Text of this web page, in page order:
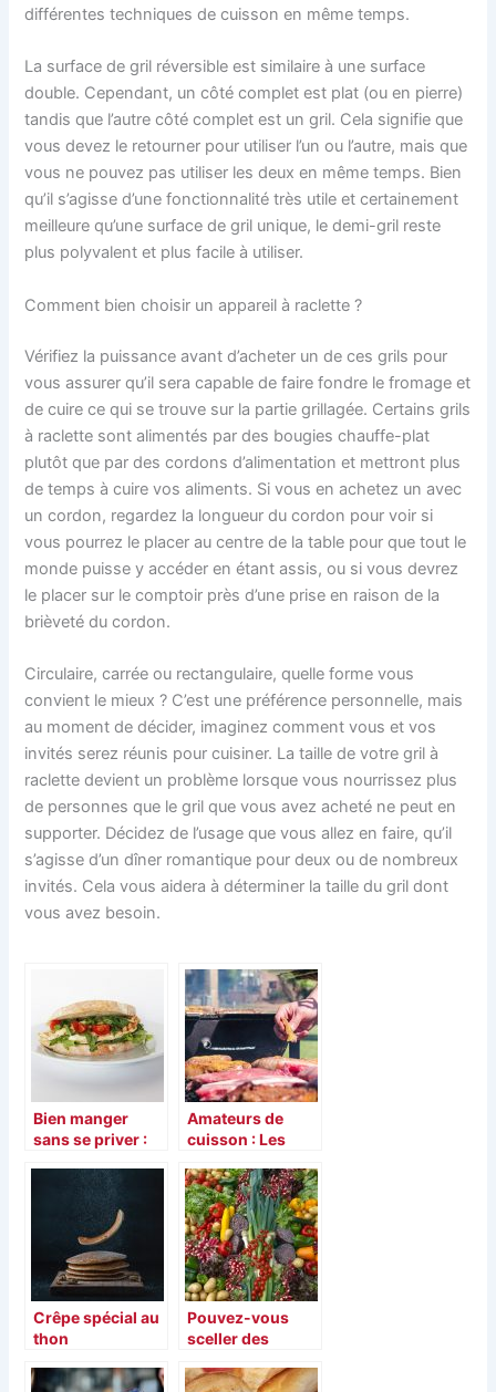
différentes techniques de cuisson en même temps.
La surface de gril réversible est similaire à une surface
double. Cependant, un côté complet est plat (ou en pierre)
tandis que l’autre côté complet est un gril. Cela signifie que
vous devez le retourner pour utiliser l’un ou l’autre, mais que
vous ne pouvez pas utiliser les deux en même temps. Bien
qu’il s’agisse d’une fonctionnalité très utile et certainement
meilleure qu’une surface de gril unique, le demi-gril reste
plus polyvalent et plus facile à utiliser.
Comment bien choisir un appareil à raclette ?
Vérifiez la puissance avant d’acheter un de ces grils pour
vous assurer qu’il sera capable de faire fondre le fromage et
de cuire ce qui se trouve sur la partie grillagée. Certains grils
à raclette sont alimentés par des bougies chauffe-plat
plutôt que par des cordons d’alimentation et mettront plus
de temps à cuire vos aliments. Si vous en achetez un avec
un cordon, regardez la longueur du cordon pour voir si
vous pourrez le placer au centre de la table pour que tout le
monde puisse y accéder en étant assis, ou si vous devrez
le placer sur le comptoir près d’une prise en raison de la
brièveté du cordon.
Circulaire, carrée ou rectangulaire, quelle forme vous
convient le mieux ? C’est une préférence personnelle, mais
au moment de décider, imaginez comment vous et vos
invités serez réunis pour cuisiner. La taille de votre gril à
raclette devient un problème lorsque vous nourrissez plus
de personnes que le gril que vous avez acheté ne peut en
supporter. Décidez de l’usage que vous allez en faire, qu’il
s’agisse d’un dîner romantique pour deux ou de nombreux
invités. Cela vous aidera à déterminer la taille du gril dont
vous avez besoin.
Bien manger
sans se priver :
recettes de
Amateurs de
cuisson : Les
mauvaise
cuisson de
viande
Crêpe spécial au
thon
Pouvez-vous
sceller des
sous vide ?